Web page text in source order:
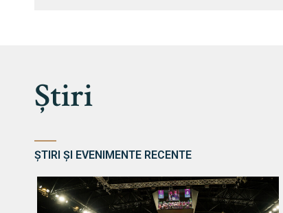
Știri
ȘTIRI ȘI EVENIMENTE RECENTE